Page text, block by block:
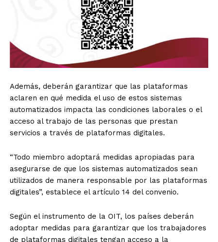
Además, deberán garantizar que las plataformas
aclaren en qué medida el uso de estos sistemas
automatizados impacta las condiciones laborales o el
acceso al trabajo de las personas que prestan
servicios a través de plataformas digitales.
“Todo miembro adoptará medidas apropiadas para
asegurarse de que los sistemas automatizados sean
utilizados de manera responsable por las plataformas
digitales”, establece el artículo 14 del convenio.
Según el instrumento de la OIT, los países deberán
adoptar medidas para garantizar que los trabajadores
de plataformas digitales tengan acceso a la